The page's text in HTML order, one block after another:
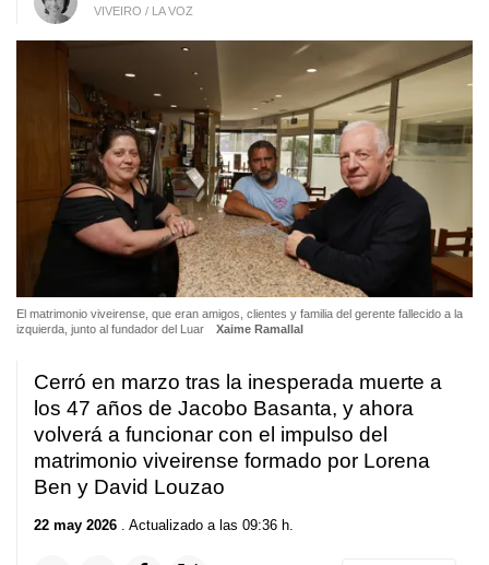
VIVEIRO / LA VOZ
El matrimonio viveirense, que eran amigos, clientes y familia del gerente fallecido a la
izquierda, junto al fundador del Luar
Xaime Ramallal
Cerró en marzo tras la inesperada muerte a
los 47 años de Jacobo Basanta, y ahora
volverá a funcionar con el impulso del
matrimonio viveirense formado por Lorena
Ben y David Louzao
22 may 2026 . Actualizado a las 09:36 h.